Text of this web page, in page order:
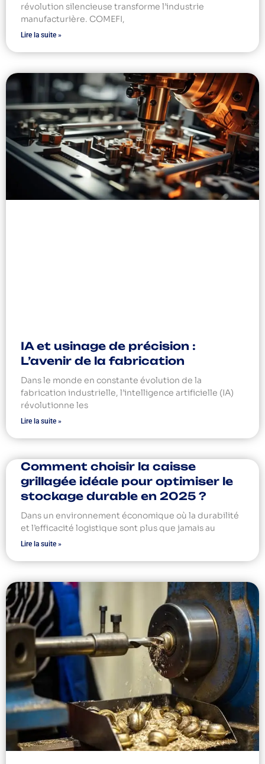
révolution silencieuse transforme l’industrie
manufacturière. COMEFI,
Lire la suite »
IA et usinage de précision :
L’avenir de la fabrication
Dans le monde en constante évolution de la
fabrication industrielle, l’intelligence artificielle (IA)
révolutionne les
Lire la suite »
Comment choisir la caisse
grillagée idéale pour optimiser le
stockage durable en 2025 ?
Dans un environnement économique où la durabilité
et l’efficacité logistique sont plus que jamais au
Lire la suite »